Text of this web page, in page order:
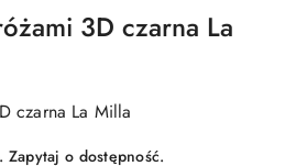
3D czarna La
czarna La Milla
Zapytaj o dostępność.